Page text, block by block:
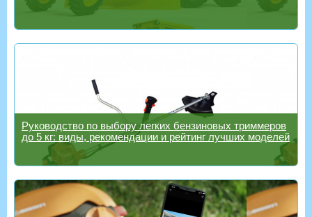
Руководство по выбору легких бензиновых триммеров
до 5 кг: виды, рекомендации и рейтинг лучших моделей